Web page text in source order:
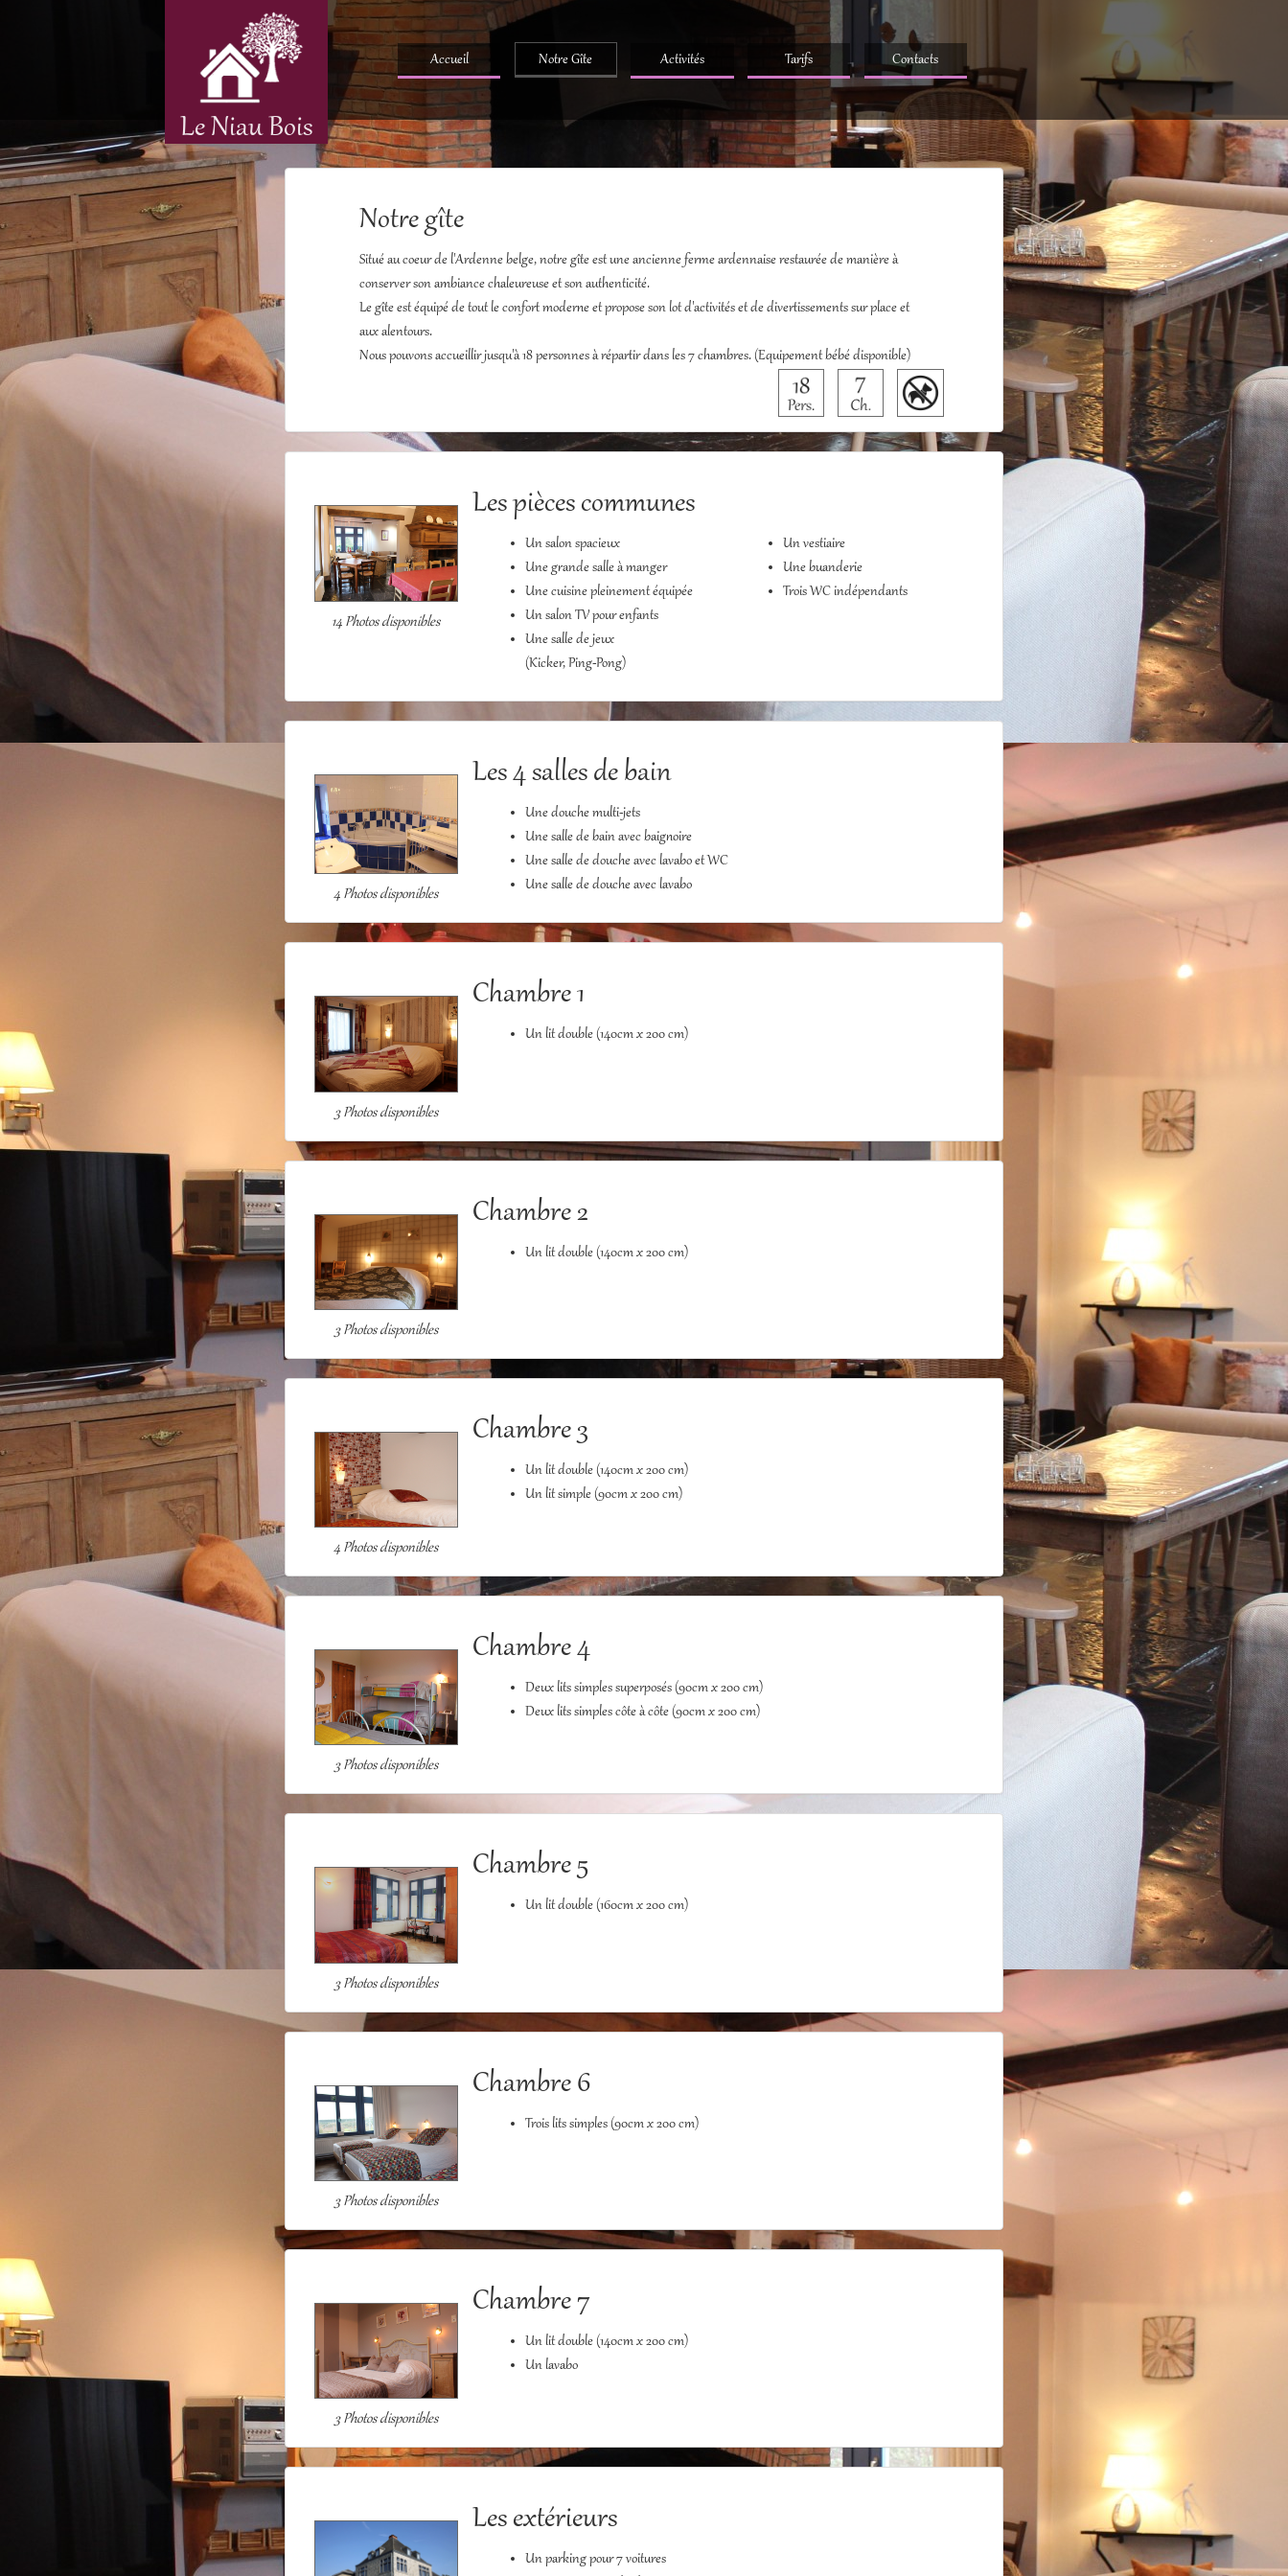
Le Niau Bois
Accueil Notre Gîte Activités Tarifs Contacts
Notre gîte
Situé au coeur de l'Ardenne belge, notre gîte est une ancienne ferme ardennaise restaurée de manière à
conserver son ambiance chaleureuse et son authenticité.
Le gîte est équipé de tout le confort moderne et propose son lot d'activités et de divertissements sur place et
aux alentours.
Nous pouvons accueillir jusqu'à 18 personnes à répartir dans les 7 chambres. (Equipement bébé disponible)
14 Photos disponibles
Les pièces communes
Un salon spacieux
Une grande salle à manger
Une cuisine pleinement équipée
Un salon TV pour enfants
Une salle de jeux
(Kicker, Ping-Pong)
Un vestiaire
Une buanderie
Trois WC indépendants
4 Photos disponibles
Les 4 salles de bain
Une douche multi-jets
Une salle de bain avec baignoire
Une salle de douche avec lavabo et WC
Une salle de douche avec lavabo
3 Photos disponibles
Chambre 1
Un lit double (140cm x 200 cm)
3 Photos disponibles
Chambre 2
Un lit double (140cm x 200 cm)
4 Photos disponibles
Chambre 3
Un lit double (140cm x 200 cm)
Un lit simple (90cm x 200 cm)
3 Photos disponibles
Chambre 4
Deux lits simples superposés (90cm x 200 cm)
Deux lits simples côte à côte (90cm x 200 cm)
3 Photos disponibles
Chambre 5
Un lit double (160cm x 200 cm)
3 Photos disponibles
Chambre 6
Trois lits simples (90cm x 200 cm)
3 Photos disponibles
Chambre 7
Un lit double (140cm x 200 cm)
Un lavabo
Les extérieurs
Un parking pour 7 voitures